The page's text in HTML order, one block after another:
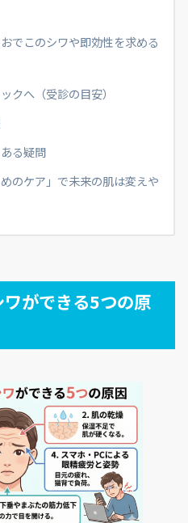
でこのシワや即効性を求める
クへ（受診の目安）
る疑問
のケア」で未来の肌は変えや
ができる5つの原